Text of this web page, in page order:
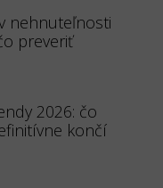
nehnuteľnosti
preveriť
2026: čo
končí